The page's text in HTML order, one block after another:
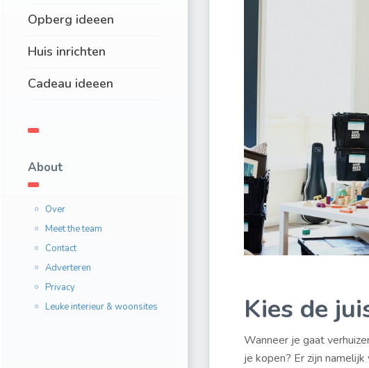
Opberg ideeen
Huis inrichten
Cadeau ideeen
About
Over
Meet the team
Contact
Adverteren
Privacy
Leuke interieur & woonsites
Kies de
Wanneer je gaat
je kopen? Er zijn